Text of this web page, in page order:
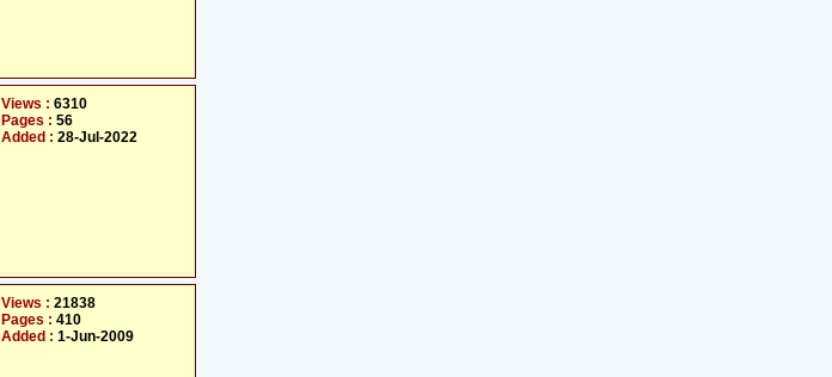
Views : 6310
Pages : 56
Added : 28-Jul-2022
Views : 21838
Pages : 410
Added : 1-Jun-2009